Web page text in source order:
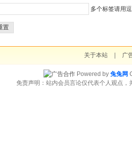
多个标签请用
置
关于本站 广
Powered by 兔兔网
免责声明：站内会员言论仅代表个人观点